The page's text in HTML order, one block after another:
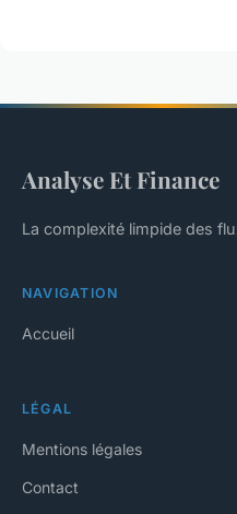
Analyse Et Finance
La complexité limpide des
NAVIGATION
Accueil
LÉGAL
Mentions légales
Contact